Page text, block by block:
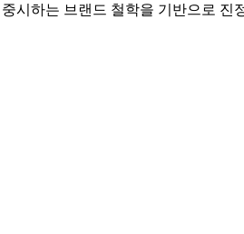
시하는 브랜드 철학을 기반으로 진